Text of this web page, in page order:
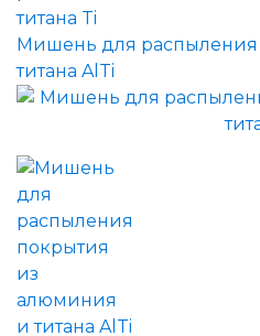
Мишень для
титана AlTi